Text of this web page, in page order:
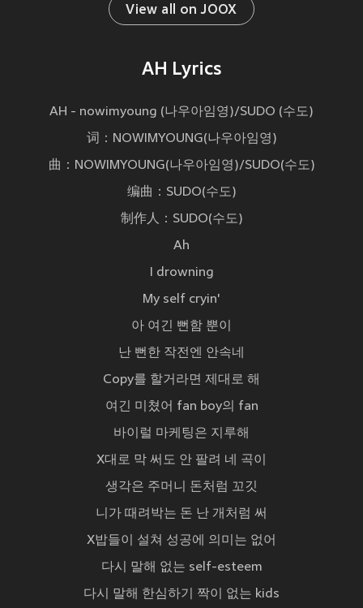
View all on JOOX
AH Lyrics
AH - nowimyoung (나우아임영)/SUDO (수도)
词：NOWIMYOUNG(나우아임영)
曲：NOWIMYOUNG(나우아임영)/SUDO(수도)
编曲：SUDO(수도)
制作人：SUDO(수도)
Ah
I drowning
My self cryin'
아 여긴 뻔함 뿐이
난 뻔한 작전엔 안속네
Copy를 할거라면 제대로 해
여긴 미쳤어 fan boy의 fan
바이럴 마케팅은 지루해
X대로 막 써도 안 팔려 네 곡이
생각은 주머니 돈처럼 꼬깃
니가 때려박는 돈 난 개처럼 써
X밥들이 설쳐 성공에 의미는 없어
다시 말해 없는 self-esteem
다시 말해 한심하기 짝이 없는 kids